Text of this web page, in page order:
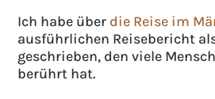
Ich habe über die Reise im
ausführlichen Reisebericht
geschrieben, den viele
berührt hat.